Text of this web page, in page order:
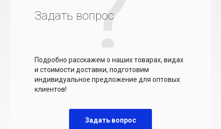
Задать вопрос
Подробно расскажем о наших товарах, видах
и стоимости доставки, подготовим
индивидуальное предложение для оптовых
клиентов!
Задать вопрос